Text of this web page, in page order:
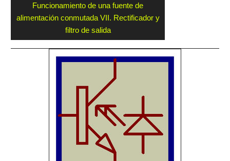
Funcionamiento de una fuente de
alimentación conmutada VII. Rectificador y
filtro de salida